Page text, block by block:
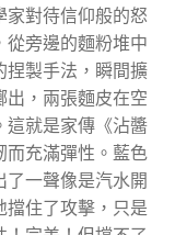
家對待信仰般的怒
從旁邊的麵粉堆中
捏製手法，瞬間擴
出，兩張麵皮在空
這就是家傳《沾醬
而充滿彈性。藍色
了一聲像是汽水開
擋住了攻擊，只是